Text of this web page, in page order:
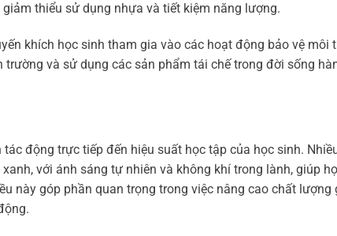
thiểu sử dụng nhựa và tiết kiệm năng lượng.
khích học sinh tham gia vào các hoạt động bảo vệ môi
và sử dụng các sản phẩm tái chế trong đời sống
động trực tiếp đến hiệu suất học tập của học sinh.
với ánh sáng tự nhiên và không khí trong lành, giúp
này góp phần quan trọng trong việc nâng cao chất lượng